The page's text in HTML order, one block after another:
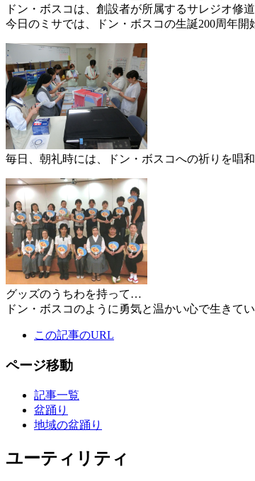
ドン・ボスコは、創設者が所属するサレジオ修
今日のミサでは、ドン・ボスコの生誕200周年開
毎日、朝礼時には、ドン・ボスコへの祈りを唱
グッズのうちわを持って…
ドン・ボスコのように勇気と温かい心で生きて
この記事のURL
ページ移動
記事一覧
盆踊り
地域の盆踊り
ユーティリティ